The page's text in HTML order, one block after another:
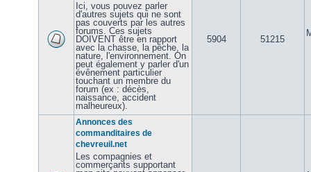
Ici, vous pouvez parler
d'autres sujets qui ne sont
pas couverts par les autres
forums. Ces sujets
DOIVENT être en rapport
avec la chasse, la pêche, la
nature, l'environnement. On
peut également y parler d'un
évênement particulier
touchant un membre du
forum (ex : décès,
naissance, accident
malheureux).
5904 51215
Annonces des
commanditaires de
chevreuil.net
Les compagnies et
commerçants supportant